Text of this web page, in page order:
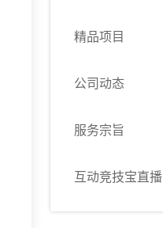
精品项目
公司动态
服务宗旨
互动竞技宝直播